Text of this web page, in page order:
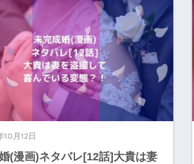
10月12日
(漫画)ネタバレ[12話]大貴は妻